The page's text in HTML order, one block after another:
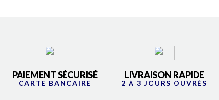
PAIEMENT SÉCURISÉ
CARTE BANCAIRE
LIVRAISON RAPIDE
2 À 3 JOURS OUVRÉS